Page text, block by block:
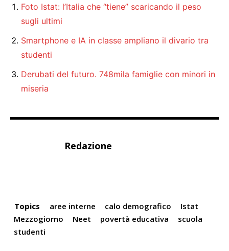
Foto Istat: l’Italia che “tiene” scaricando il peso
sugli ultimi
Smartphone e IA in classe ampliano il divario tra
studenti
Derubati del futuro. 748mila famiglie con minori in
miseria
Redazione
Topics aree interne calo demografico
Istat
Mezzogiorno
Neet povertà educativa
scuola
studenti